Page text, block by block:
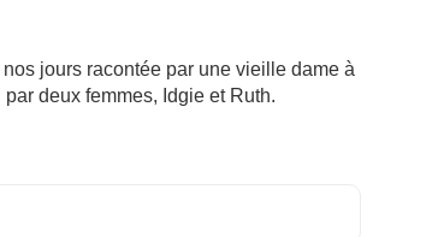
jours racontée par une vieille dame à
deux femmes, Idgie et Ruth.